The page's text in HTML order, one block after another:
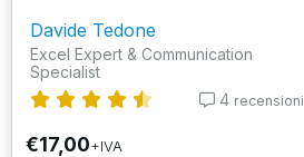
Davide Tedone
Excel Expert & Communication
Specialist
4 recensioni
€17,00+IVA